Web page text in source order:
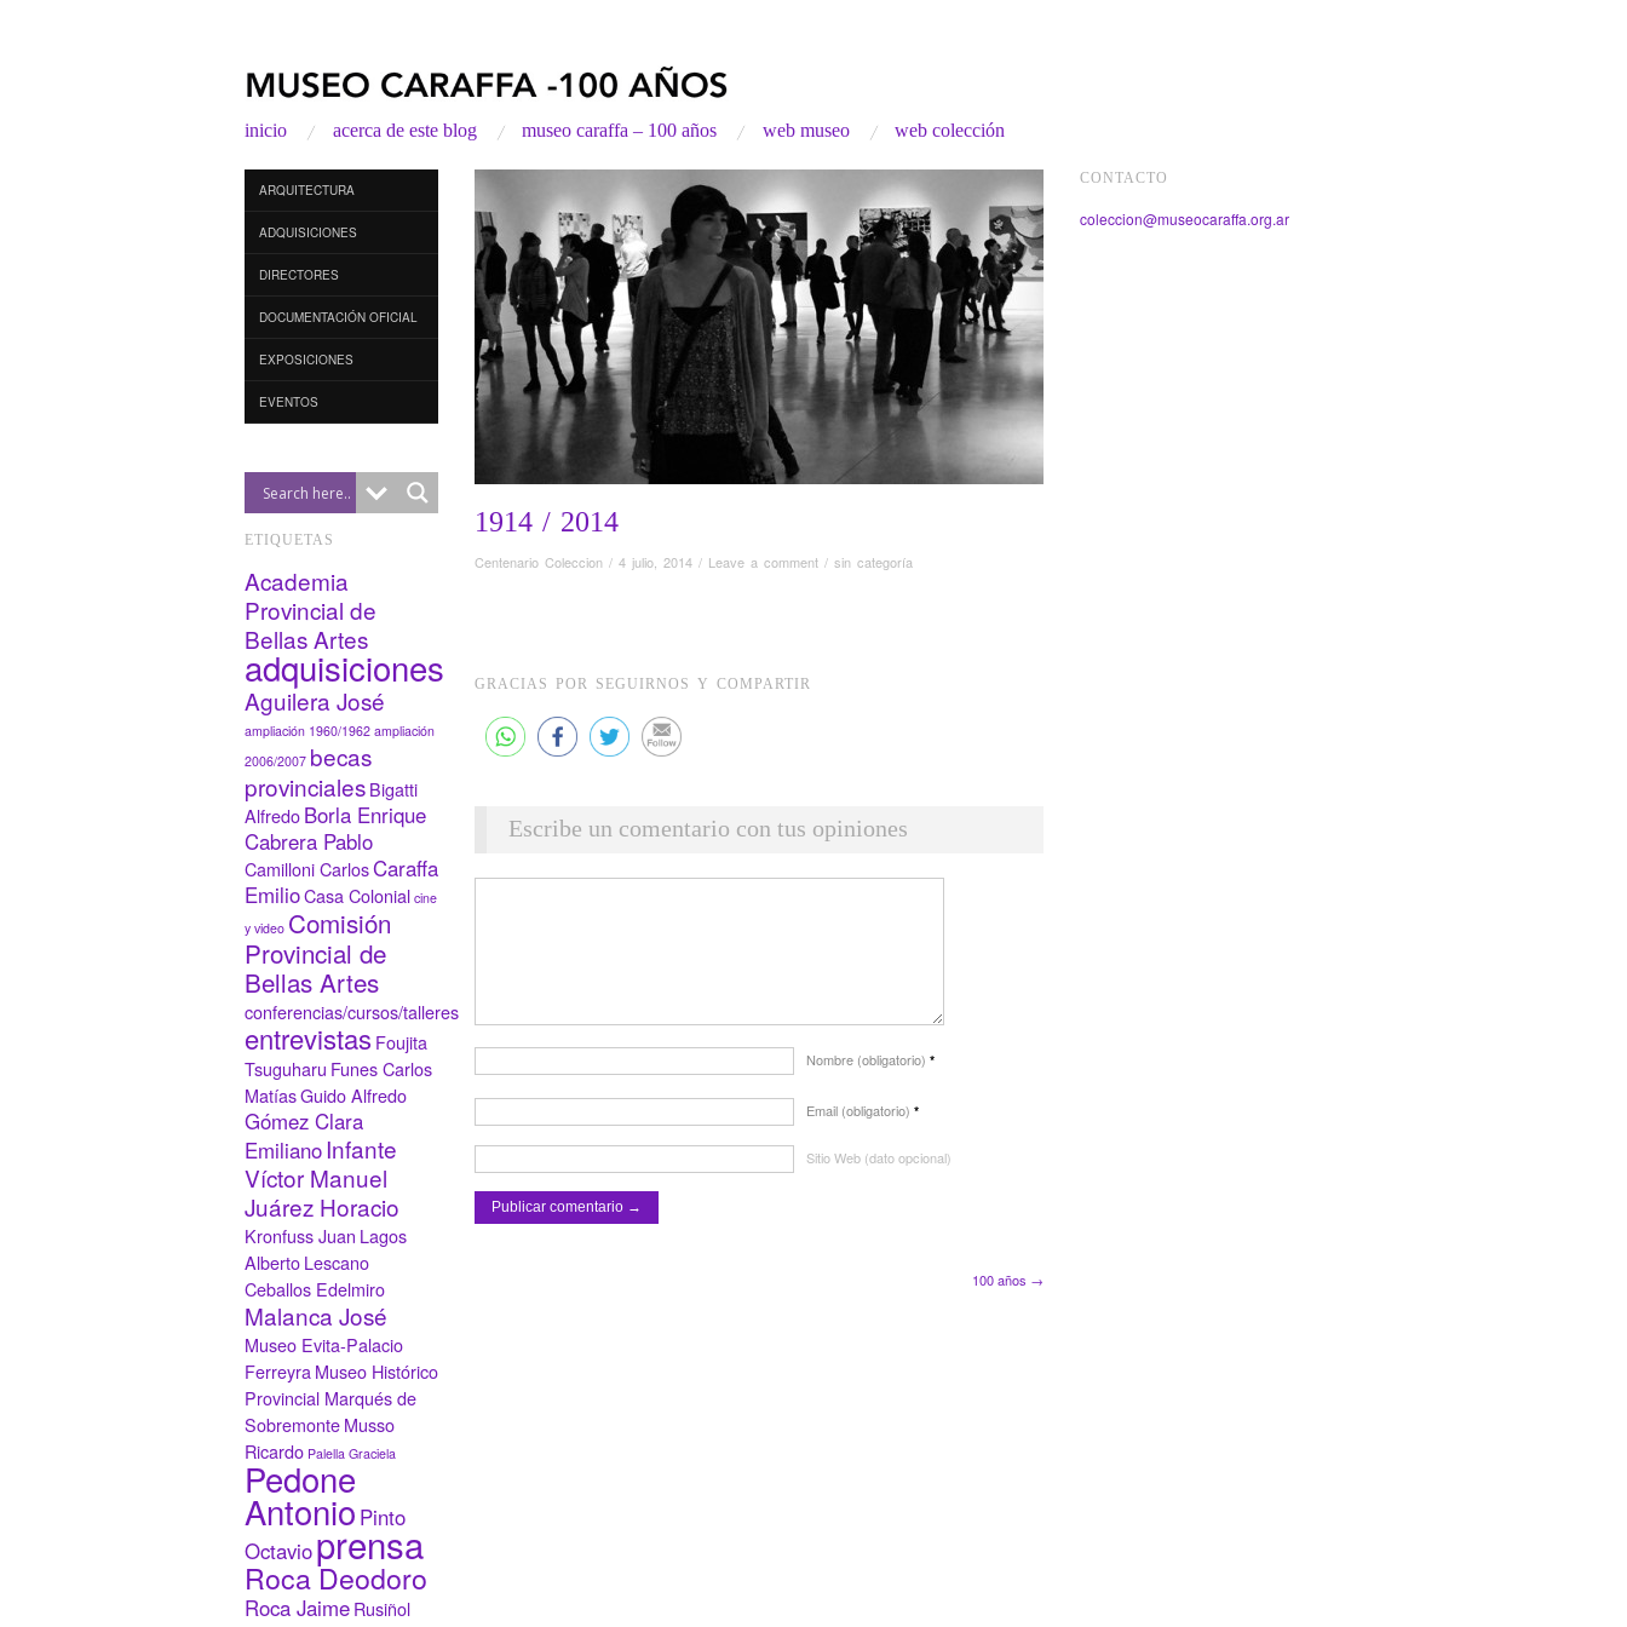
inicio acerca de este blog museo caraffa – 100 años web museo web colección
ARQUITECTURA
ADQUISICIONES
DIRECTORES
DOCUMENTACIÓN OFICIAL
EXPOSICIONES
EVENTOS
ETIQUETAS
Academia
Provincial de
Bellas Artes
adquisiciones
Aguilera José
ampliación 1960/1962 ampliación
2006/2007 becas
provincialesBigatti
AlfredoBorla Enrique
Cabrera Pablo
Camilloni CarlosCaraffa
EmilioCasa Colonial cine
y video Comisión
Provincial de
Bellas Artes
conferencias/cursos/talleres
entrevistas Foujita
Tsuguharu Funes Carlos
MatíasGuido Alfredo
Gómez Clara
EmilianoInfante
Víctor Manuel
Juárez Horacio
Kronfuss Juan Lagos
AlbertoLescano
Ceballos Edelmiro
Malanca José
Museo Evita-Palacio
FerreyraMuseo Histórico
Provincial Marqués de
SobremonteMusso
Ricardo Palella Graciela
Pedone
Antonio Pinto
Octavioprensa
Roca Deodoro
Roca JaimeRusiñol
1914 / 2014
Centenario Coleccion / 4 julio, 2014 / Leave a comment / sin categoría
GRACIAS POR SEGUIRNOS Y COMPARTIR
Escribe un comentario con tus opiniones
Nombre (obligatorio) *
Email (obligatorio) *
Sitio Web (dato opcional)
100 años →
CONTACTO
coleccion@museocaraffa.org.ar